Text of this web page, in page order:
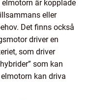
är kopplade
eller
Det finns också
driver en
som driver
som kan
kan driva